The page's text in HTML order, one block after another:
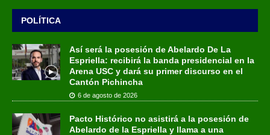
POLÍTICA
Así será la posesión de Abelardo De La
Espriella: recibirá la banda presidencial en la
Arena USC y dará su primer discurso en el
Cantón Pichincha
6 de agosto de 2026
Pacto Histórico no asistirá a la posesión de
Abelardo de la Espriella y llama a una